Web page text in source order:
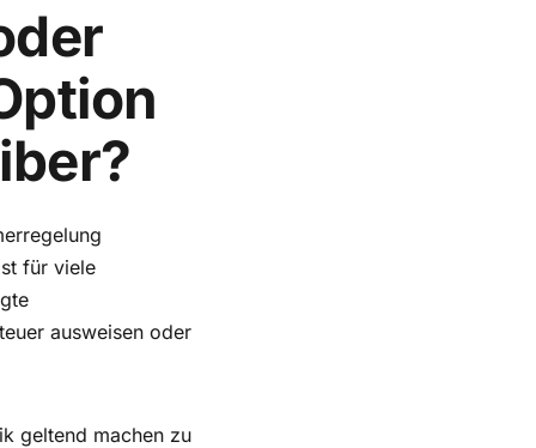
für viele
ausweisen oder
geltend machen zu